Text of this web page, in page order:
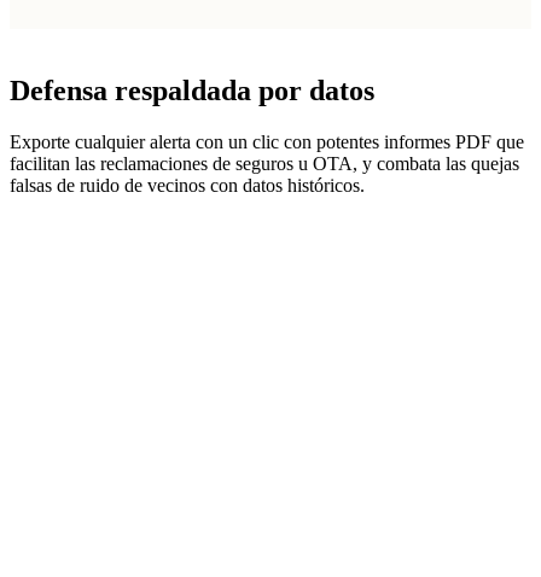
Defensa respaldada por datos
Exporte cualquier alerta con un clic con potentes informes PDF que
facilitan las reclamaciones de seguros u OTA, y combata las quejas
falsas de ruido de vecinos con datos históricos.